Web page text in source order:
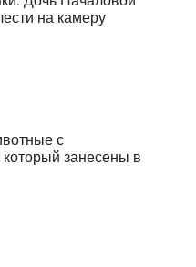
на камеру
с
занесены в